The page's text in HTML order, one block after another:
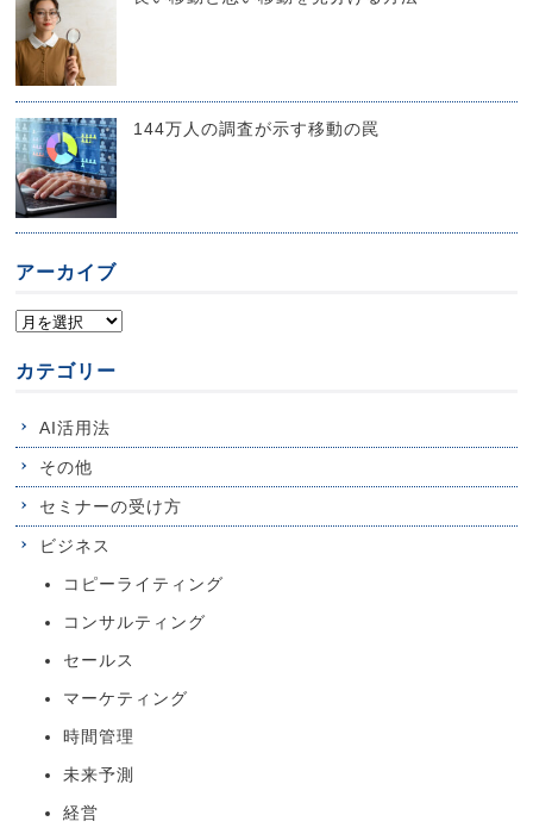
144万人の調査が示す移動の罠
アーカイブ
カテゴリー
AI活用法
その他
セミナーの受け方
ビジネス
コピーライティング
コンサルティング
セールス
マーケティング
時間管理
未来予測
経営